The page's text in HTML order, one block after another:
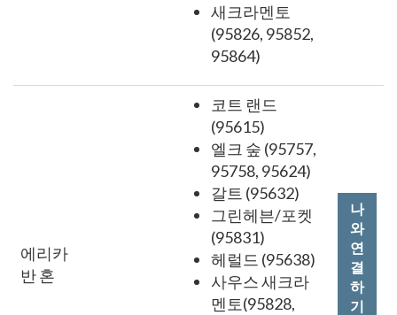
새크라멘토
(95826, 95852,
95864)
에리카
반 혼
코트 랜드
(95615)
엘크 숲 (95757,
95758, 95624)
갈트 (95632)
그린헤븐/포켓
(95831)
헤럴드 (95638)
사우스 새크라
멘토(95828,
나
와
연
결
하
기